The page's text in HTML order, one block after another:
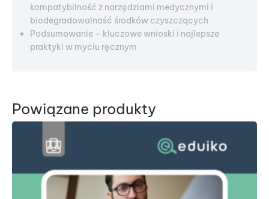
kompatybilność z narzędziami medycznymi i
biodegradowalność środków czyszczących
Podsumowanie – kluczowe wnioski i najlepsze
praktyki w myciu ręcznym
Powiązane produkty